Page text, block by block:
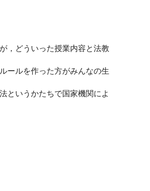
，どういった授業内容と法教
ールを作った方がみんなの生
というかたちで国家機関によ